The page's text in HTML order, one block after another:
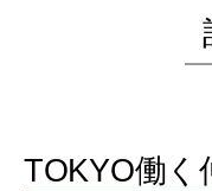
TOKYO働く